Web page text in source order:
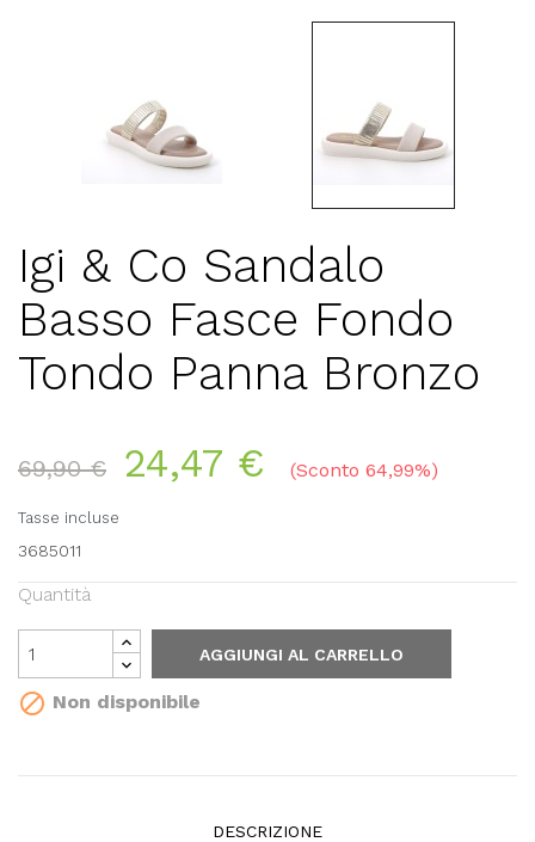
Igi & Co Sandalo
Basso Fasce Fondo
Tondo Panna Bronzo
69,90 € 24,47 € Sconto 64,99%
Tasse incluse
3685011
Quantità
AGGIUNGI AL CARRELLO
 Non disponibile
DESCRIZIONE